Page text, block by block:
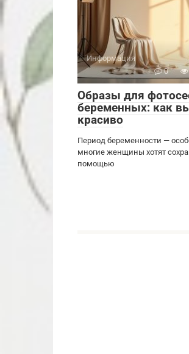
Информация
0
Образы для
беременных: как
красиво
Период беременности —
многие женщины хотят
помощью